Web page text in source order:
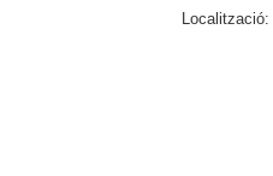
Localització: